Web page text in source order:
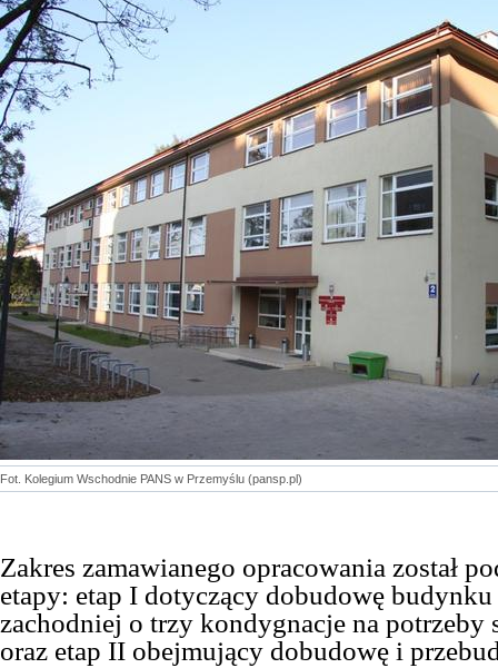
Fot. Kolegium Wschodnie PANS w Przemyślu (pansp.pl)
Zakres zamawianego opracowania został
etapy: etap I dotyczący dobudowę budynku
zachodniej o trzy kondygnacje na potrzeby
oraz etap II obejmujący dobudowę i